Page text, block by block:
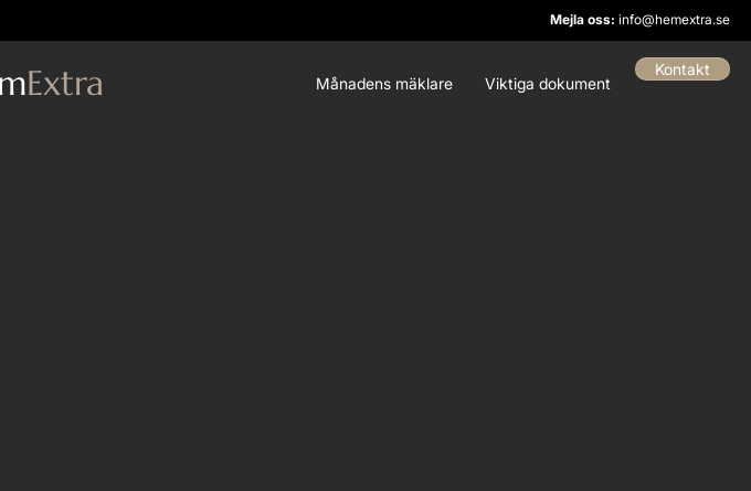
mExtra Månadens mäklare Viktiga dokument
Kontakt
Mejla oss: info@hemextra.se